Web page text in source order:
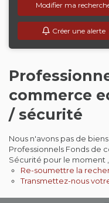
Expertise
Nos métiers
L'agence
Contact
Extranet
Estimation
Modifier ma
Créer une alerte
commerce
/ sécurité
Nous n'avons pas de
Professionnels Fonds de
Sécurité pour le moment
Re-soumettre la
Transmettez-nous